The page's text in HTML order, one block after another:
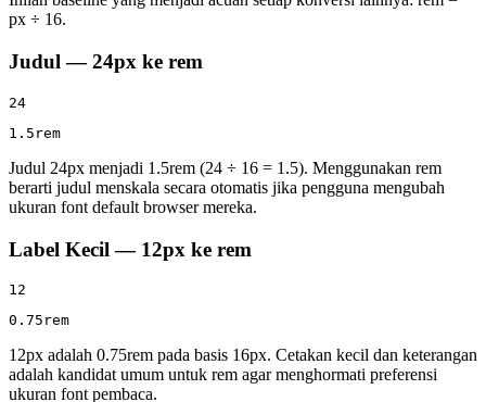
px ÷ 16.
Judul — 24px ke rem
24
1.5rem
Judul 24px menjadi 1.5rem (24 ÷ 16 = 1.5). Menggunakan rem
berarti judul menskala secara otomatis jika pengguna mengubah
ukuran font default browser mereka.
Label Kecil — 12px ke rem
12
0.75rem
12px adalah 0.75rem pada basis 16px. Cetakan kecil dan keterangan
adalah kandidat umum untuk rem agar menghormati preferensi
ukuran font pembaca.